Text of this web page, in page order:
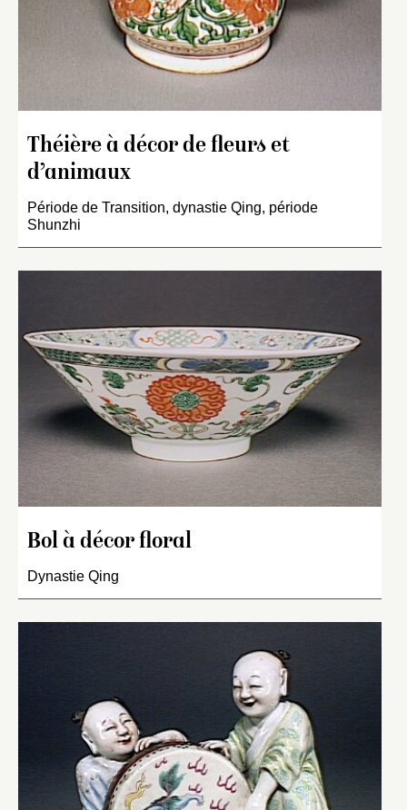
Théière à décor de fleurs et
d’animaux
Période de Transition, dynastie Qing, période
Shunzhi
Bol à décor floral
Dynastie Qing